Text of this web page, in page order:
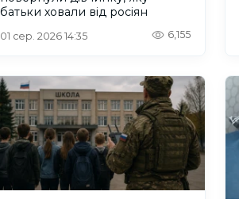
батьки ховали від росіян
01 сер. 2026 14:35 6,155